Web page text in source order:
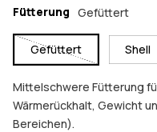
Fütterung Gefüttert
Gefüttert Shell
Mittelschwere Fütterung
Wärmerückhalt, Gewicht
Bereichen).